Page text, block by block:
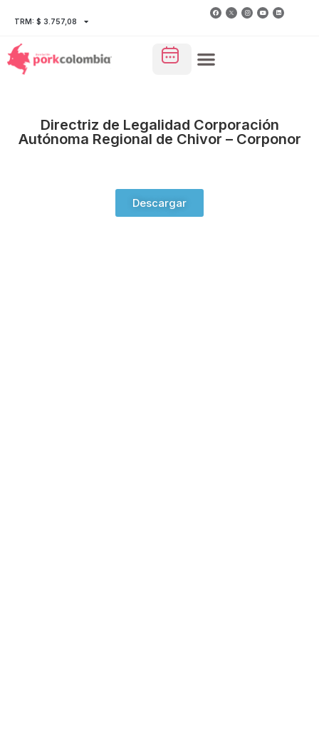
TRM: $ 3.757,08
Directriz de Legalidad Corporación
Autónoma Regional de Chivor – Corponor
Descargar